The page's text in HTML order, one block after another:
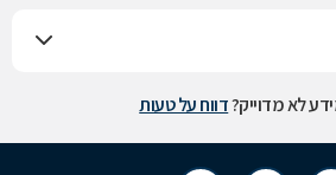
לא מדוייק?דווח על טעות